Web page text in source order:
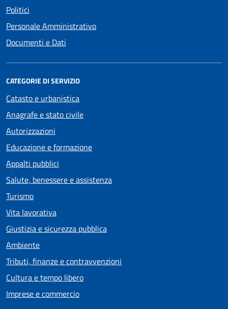
Politici
Personale Amministrativo
Documenti e Dati
CATEGORIE DI SERVIZIO
Catasto e urbanistica
Anagrafe e stato civile
Autorizzazioni
Educazione e formazione
Appalti pubblici
Salute, benessere e assistenza
Turismo
Vita lavorativa
Giustizia e sicurezza pubblica
Ambiente
Tributi, finanze e contravvenzioni
Cultura e tempo libero
Imprese e commercio